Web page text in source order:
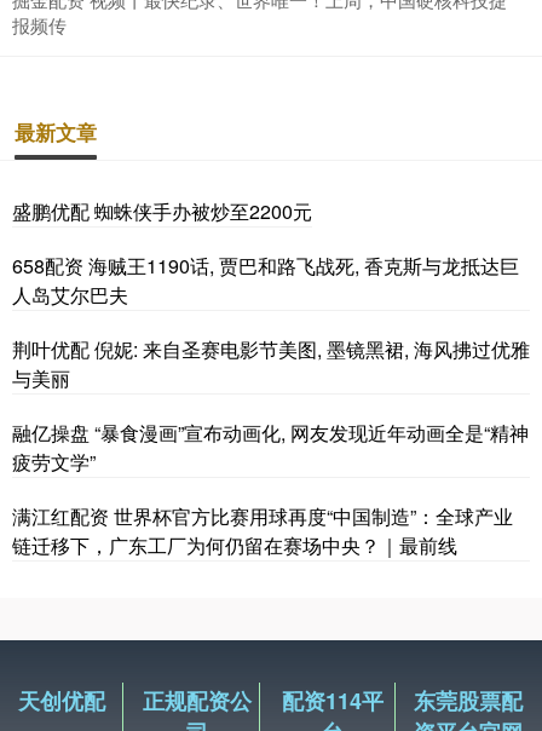
报频传
最新文章
盛鹏优配 蜘蛛侠手办被炒至2200元
658配资 海贼王1190话, 贾巴和路飞战死, 香克斯与龙抵达巨
人岛艾尔巴夫
荆叶优配 倪妮: 来自圣赛电影节美图, 墨镜黑裙, 海风拂过优雅
与美丽
融亿操盘 “暴食漫画”宣布动画化, 网友发现近年动画全是“精神
疲劳文学”
满江红配资 世界杯官方比赛用球再度“中国制造”：全球产业
链迁移下，广东工厂为何仍留在赛场中央？｜最前线
天创优配
正规配资公
配资114平
东莞股票配